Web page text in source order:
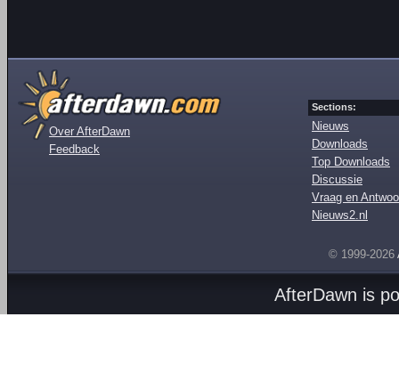
Over AfterDawn
Feedback
Sections:
Nieuws
Downloads
Top Downloads
Discussie
Vraag en
Nieuws2.nl
© 1999-2026
AfterDawn is